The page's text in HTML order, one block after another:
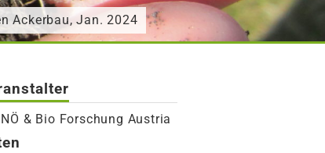
Ackerbau, Jan. 2024
& Bio Forschung Austria